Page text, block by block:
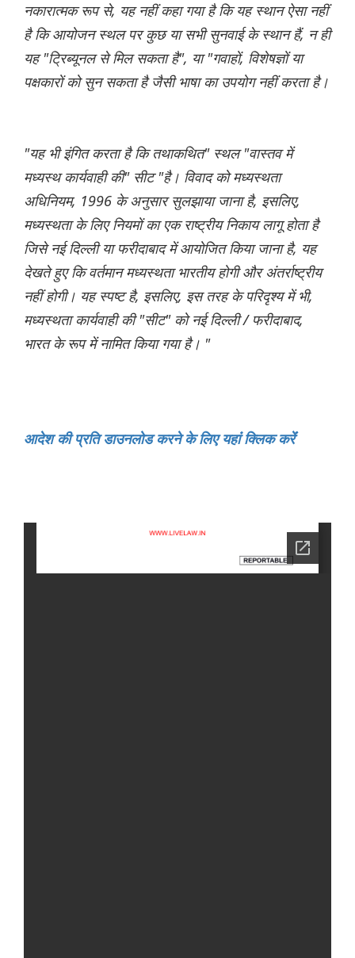
नकारात्मक रूप से, यह नहीं कहा गया है कि यह स्थान ऐसा नहीं
है कि आयोजन स्थल पर कुछ या सभी सुनवाई के स्थान हैं, न ही
यह "ट्रिब्यूनल से मिल सकता है", या "गवाहों, विशेषज्ञों या
पक्षकारों को सुन सकता है जैसी भाषा का उपयोग नहीं करता है।
"यह भी इंगित करता है कि तथाकथित" स्थल "वास्तव में
मध्यस्थ कार्यवाही की" सीट "है। विवाद को मध्यस्थता
अधिनियम, 1996 के अनुसार सुलझाया जाना है, इसलिए,
मध्यस्थता के लिए नियमों का एक राष्ट्रीय निकाय लागू होता है
जिसे नई दिल्ली या फरीदाबाद में आयोजित किया जाना है, यह
देखते हुए कि वर्तमान मध्यस्थता भारतीय होगी और अंतर्राष्ट्रीय
नहीं होगी। यह स्पष्ट है, इसलिए, इस तरह के परिदृश्य में भी,
मध्यस्थता कार्यवाही की "सीट" को नई दिल्ली / फरीदाबाद,
भारत के रूप में नामित किया गया है। "
आदेश की प्रति डाउनलोड करने के लिए यहांं क्लिक करेंं